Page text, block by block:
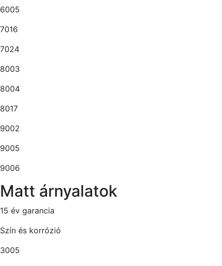
6005
7016
7024
8003
8004
8017
9002
9005
9006
Matt árnyalatok
15 év garancia
Szín és korrózió
3005